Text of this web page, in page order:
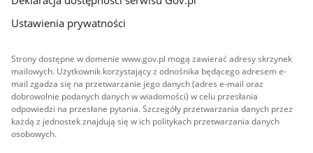
Ustawienia prywatności
Strony dostępne w domenie www.gov.pl mogą zawierać adresy skrzynek
mailowych. Użytkownik korzystający z odnośnika będącego adresem e-
mail zgadza się na przetwarzanie jego danych (adres e-mail oraz
dobrowolnie podanych danych w wiadomości) w celu przesłania
odpowiedzi na przesłane pytania. Szczegóły przetwarzania danych przez
każdą z jednostek znajdują się w ich politykach przetwarzania danych
osobowych.